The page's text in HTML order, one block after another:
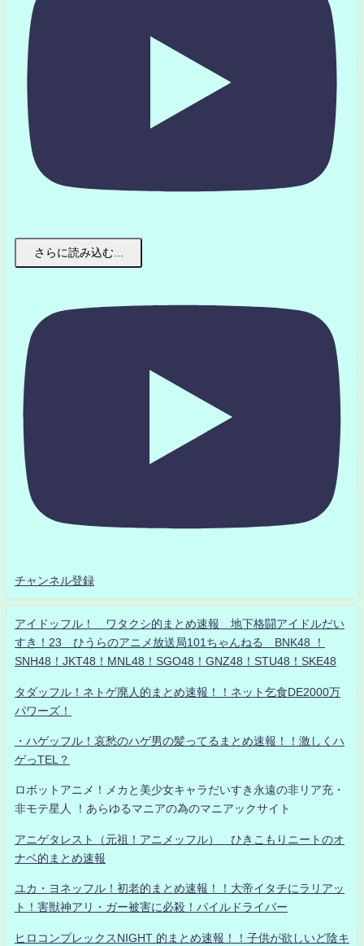
さらに読み込む...
チャンネル登録
アイドッフル！ ワタクシ的まとめ速報 地下格闘アイドルだい
すき！23 ひうらのアニメ放送局101ちゃんねる BNK48 ！
SNH48！JKT48！MNL48！SGO48！GNZ48！STU48！SKE48
タダッフル！ネトゲ廃人的まとめ速報！！ネット乞食DE2000万
パワーズ！
・ハゲッフル！哀愁のハゲ男の髪ってるまとめ速報！！激しくハ
ゲっTEL？
ロボットアニメ！メカと美少女キャラだいすき永遠の非リア充・
非モテ星人 ！あらゆるマニアの為のマニアックサイト
アニゲタレスト（元祖！アニメッフル） ひきこもりニートのオ
ナベ的まとめ速報
ユカ・ヨネッフル！初老的まとめ速報！！大帝イタチにラリアッ
ト！害獣神アリ・ガー被害に必殺！パイルドライバー
ヒロコンプレックスNIGHT 的まとめ速報！！子供が欲しいど陰キ